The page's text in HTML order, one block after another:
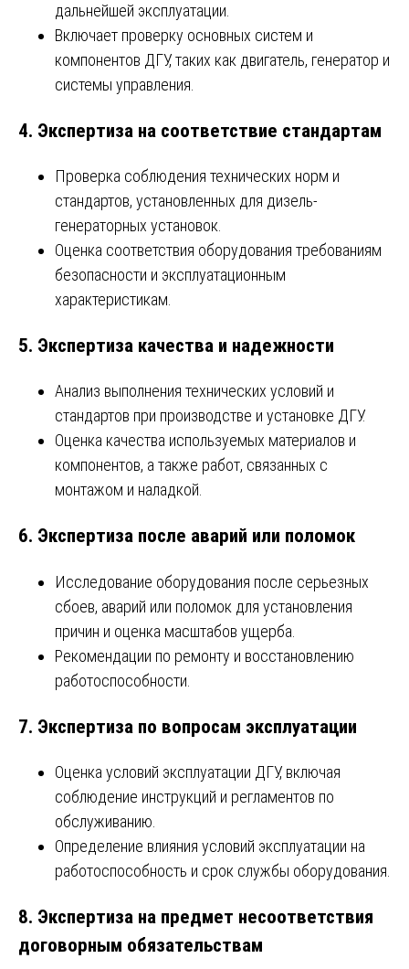
дальнейшей эксплуатации.
Включает проверку основных систем и
компонентов ДГУ, таких как двигатель, генератор и
системы управления.
4. Экспертиза на соответствие стандартам
Проверка соблюдения технических норм и
стандартов, установленных для дизель-
генераторных установок.
Оценка соответствия оборудования требованиям
безопасности и эксплуатационным
характеристикам.
5. Экспертиза качества и надежности
Анализ выполнения технических условий и
стандартов при производстве и установке ДГУ.
Оценка качества используемых материалов и
компонентов, а также работ, связанных с
монтажом и наладкой.
6. Экспертиза после аварий или поломок
Исследование оборудования после серьезных
сбоев, аварий или поломок для установления
причин и оценка масштабов ущерба.
Рекомендации по ремонту и восстановлению
работоспособности.
7. Экспертиза по вопросам эксплуатации
Оценка условий эксплуатации ДГУ, включая
соблюдение инструкций и регламентов по
обслуживанию.
Определение влияния условий эксплуатации на
работоспособность и срок службы оборудования.
8. Экспертиза на предмет несоответствия
договорным обязательствам